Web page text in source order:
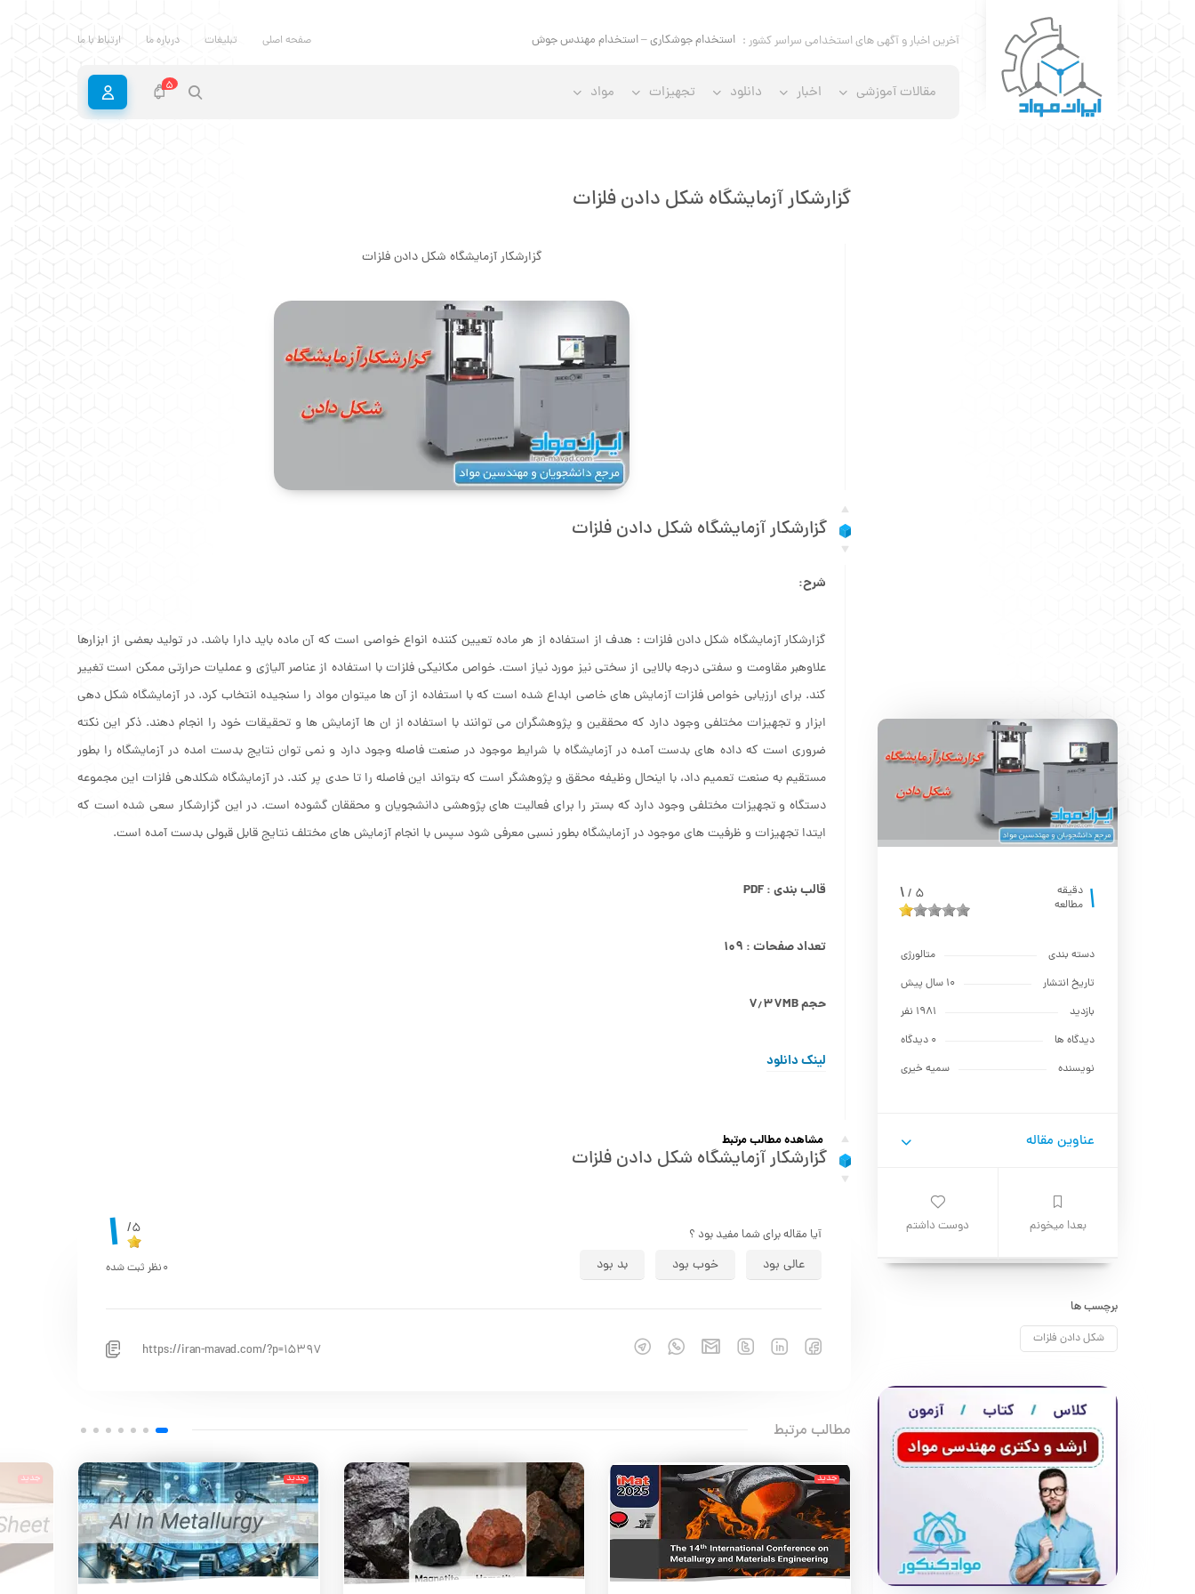
آخرین اخبار و آگهی های استخدامی سراسر کشور : استخدام جوشکاری – استخدام مهندس جوش صفحه اصلی تبلیغات درباره ما ارتباط با ما
مقالات آموزشی اخبار دانلود تجهیزات مواد 5
1 دقیقه
مطالعه
5
/
1
دسته بندی
متالورژي
تاریخ انتشار
10 سال پیش
بازدید
1981 نفر
دیدگاه ها
0 دیدگاه
نویسنده
سمیه خیری
عناوین مقاله
بعدا میخونم دوست داشتم
برچسب ها
شکل دادن فلزات
گزارشکار آزمایشگاه شکل دادن فلزات
گزارشکار آزمایشگاه شکل دادن فلزات
گزارشکار آزمایشگاه شکل دادن فلزات
شرح:
گزارشکار آزمایشگاه شکل دادن فلزات : هدف از استفاده از هر ماده تعیین‏ کننده انواع خواصی است که آن ماده باید دارا باشد. در تولید بعضی از ابزارها
علاوه‏بر مقاومت و سفتی درجه بالایی از سختی نیز مورد نیاز است. خواص مکانیکی فلزات با استفاده از عناصر آلیاژی و عملیات حرارتی ممکن است تغییر
کند. برای ارزیابی خواص فلزات آزمایش های خاصی ابداع شده است که با استفاده از آن ها می‏توان مواد را سنجیده انتخاب کرد. در آزمایشگاه شکل دهی
ابزار و تجهیزات مختلفی وجود دارد که محققین و پژوهشگران می توانند با استفاده از ان ها آزمایش ها و تحقیقات خود را انجام دهند. ذکر این نکته
ضروری است که داده های بدست آمده در آزمایشگاه با شرایط موجود در صنعت فاصله وجود دارد و نمی توان نتایج بدست امده در آزمایشگاه را بطور
مستقیم به صنعت تعمیم داد، با اینحال وظیفه محقق و پژوهشگر است که بتواند این فاصله را تا حدی پر کند. در آزمایشگاه شکلدهی فلزات این مجموعه
دستگاه و تجهیزات مختلفی وجود دارد که بستر را برای فعالیت های پژوهشی دانشجویان و محققان گشوده است. در این گزارشکار سعی شده است که
ایتدا تجهیزات و ظرفیت های موجود در آزمایشگاه بطور نسبی معرفی شود سپس با انجام آزمایش های مختلف نتایج قابل قبولی بدست آمده است.
قالب بندی : PDF
تعداد صفحات : ۱۰۹
حجم ۷٫۳۷MB
لینک دانلود
مشاهده مطالب مرتبط
گزارشکار آزمایشگاه شکل دادن فلزات
آیا مقاله برای شما مفید بود ؟
عالی بود خوب بود بد بود
5/
1 0نظر ثبت شده
https://iran-mavad.com/?p=15397
مطالب مرتبط
جدید جدید جدید